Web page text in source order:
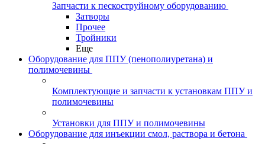
Запчасти к пескоструйному оборудованию
Затворы
Прочее
Тройники
Еще
Оборудование для ППУ (пенополиуретана) и
полимочевины
Комплектующие и запчасти к установкам ППУ и
полимочевины
Установки для ППУ и полимочевины
Оборудование для инъекции смол, раствора и бетона